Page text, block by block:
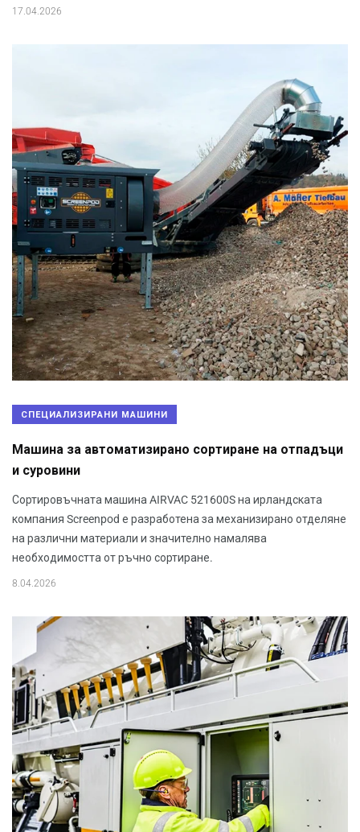
17.04.2026
СПЕЦИАЛИЗИРАНИ МАШИНИ
Машина за автоматизирано сортиране на отпадъци
и суровини
Сортировъчната машина AIRVAC 521600S на ирландската
компания Screenpod е разработена за механизирано отделяне
на различни материали и значително намалява
необходимостта от ръчно сортиране.
8.04.2026